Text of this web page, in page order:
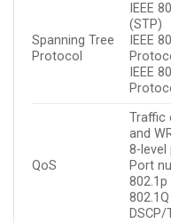
Spanning Tree
Protocol
IEEE
(STP)
IEEE
IEEE
QoS
Traffic
and
8-
Port